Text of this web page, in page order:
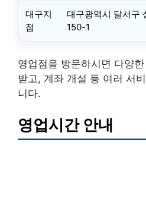
대구지
점
대구광역시 달서구
150-1
영업점을 방문하시면 다양
받고, 계좌 개설 등 여러 서
니다.
영업시간 안내